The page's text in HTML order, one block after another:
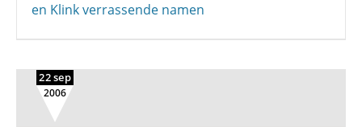
en Klink verrassende namen
22 sep
2006